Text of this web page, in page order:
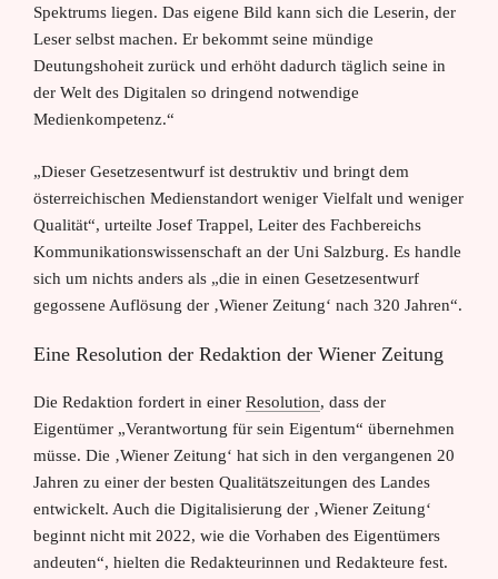
Spektrums liegen. Das eigene Bild kann sich die Leserin, der
Leser selbst machen. Er bekommt seine mündige
Deutungshoheit zurück und erhöht dadurch täglich seine in
der Welt des Digitalen so dringend notwendige
Medienkompetenz.“
„Dieser Gesetzesentwurf ist destruktiv und bringt dem
österreichischen Medienstandort weniger Vielfalt und weniger
Qualität“, urteilte Josef Trappel, Leiter des Fachbereichs
Kommunikationswissenschaft an der Uni Salzburg. Es handle
sich um nichts anders als „die in einen Gesetzesentwurf
gegossene Auflösung der ‚Wiener Zeitung‘ nach 320 Jahren“.
Eine Resolution der Redaktion der Wiener Zeitung
Die Redaktion fordert in einer Resolution, dass der
Eigentümer „Verantwortung für sein Eigentum“ übernehmen
müsse. Die ‚Wiener Zeitung‘ hat sich in den vergangenen 20
Jahren zu einer der besten Qualitätszeitungen des Landes
entwickelt. Auch die Digitalisierung der ‚Wiener Zeitung‘
beginnt nicht mit 2022, wie die Vorhaben des Eigentümers
andeuten“, hielten die Redakteurinnen und Redakteure fest.